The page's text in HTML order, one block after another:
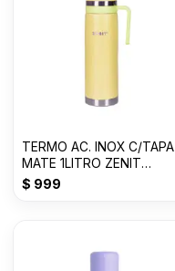
TERMO AC. INOX C/TAPA
MATE 1LITRO ZENIT
AMARILLO P ZF3Y
$ 999